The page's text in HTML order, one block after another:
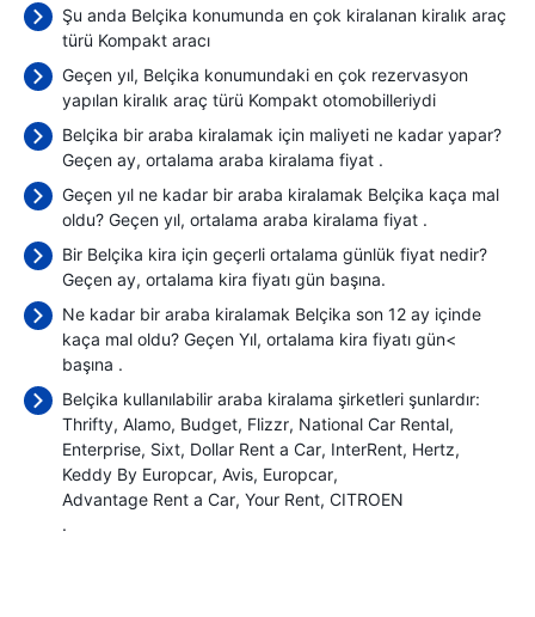
Şu anda Belçika konumunda en çok kiralanan kiralık araç
türü Kompakt aracı
Geçen yıl, Belçika konumundaki en çok rezervasyon
yapılan kiralık araç türü Kompakt otomobilleriydi
Belçika bir araba kiralamak için maliyeti ne kadar yapar?
Geçen ay, ortalama araba kiralama fiyat .
Geçen yıl ne kadar bir araba kiralamak Belçika kaça mal
oldu? Geçen yıl, ortalama araba kiralama fiyat .
Bir Belçika kira için geçerli ortalama günlük fiyat nedir?
Geçen ay, ortalama kira fiyatı gün başına.
Ne kadar bir araba kiralamak Belçika son 12 ay içinde
kaça mal oldu? Geçen Yıl, ortalama kira fiyatı gün<
başına .
Belçika kullanılabilir araba kiralama şirketleri şunlardır:
Thrifty Alamo Budget Flizzr National Car Rental
Enterprise Sixt Dollar Rent a Car InterRent Hertz
Keddy By Europcar Avis Europcar
Advantage Rent a Car Your Rent CITROEN
.